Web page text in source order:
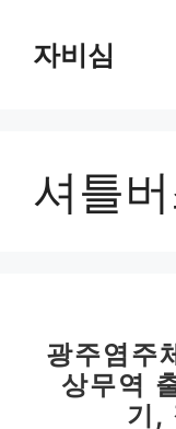
자비심
셔틀
광주염주
상무역
기,